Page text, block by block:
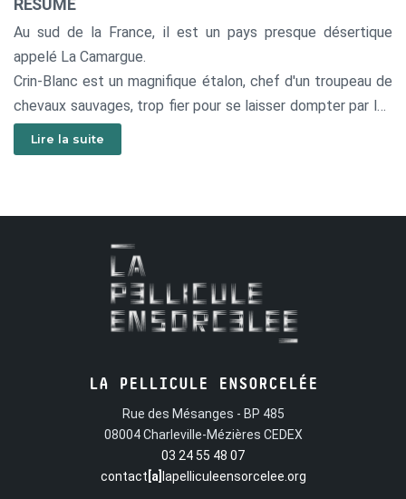
RÉSUMÉ
Au sud de la France, il est un pays presque désertique
appelé La Camargue.
Crin-Blanc est un magnifique étalon, chef d'un troupeau de
chevaux sauvages, trop fier pour se laisser dompter par les
hommes. Seul Folco, un petit pêcheur, réussira à
l’apprivoiser. Une profonde amitié va naître entre l’enfant et
Lire la suite
LA PELLICULE ENSORCELÉE
Rue des Mésanges - BP 485
08004 Charleville-Mézières CEDEX
03 24 55 48 07
contact [a] lapelliculeensorcelee.org